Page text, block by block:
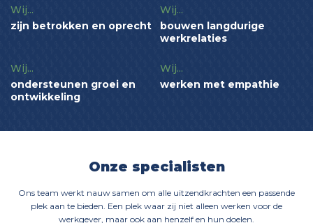
Wij...
zijn betrokken en oprecht
Wij...
bouwen langdurige
werkrelaties
Wij...
ondersteunen groei en
ontwikkeling
Wij...
werken met empathie
Onze specialisten
Ons team werkt nauw samen om alle uitzendkrachten een passende
plek aan te bieden. Een plek waar zij niet alleen werken voor de
werkgever, maar ook aan henzelf en hun doelen.